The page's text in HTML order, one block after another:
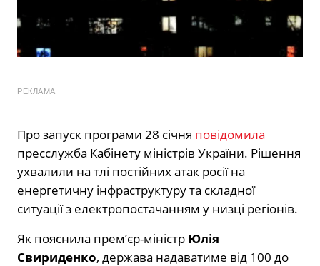
РЕКЛАМА
Про запуск програми 28 січня повідомила
пресслужба Кабінету міністрів України. Рішення
ухвалили на тлі постійних атак росії на
енергетичну інфраструктуру та складної
ситуації з електропостачанням у низці регіонів.
Як пояснила прем’єр-міністр Юлія
Свириденко, держава надаватиме від 100 до